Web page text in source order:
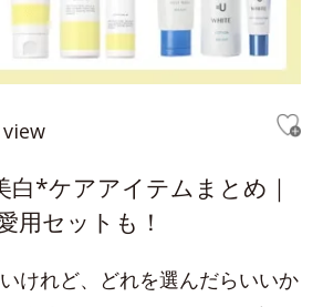
view
白*ケアアイテムまとめ｜
用セットも！
けれど、どれを選んだらいいか